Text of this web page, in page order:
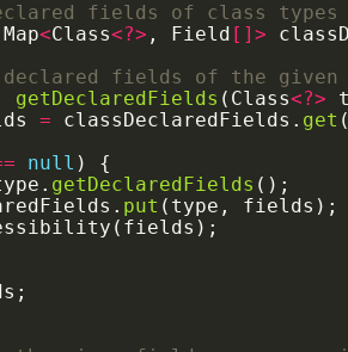
fields of class types
Map<Class<?> , Field []>
fields of the given
getDeclaredFields (Class<?>
= classDeclaredFields. get
null
getDeclaredFields
put